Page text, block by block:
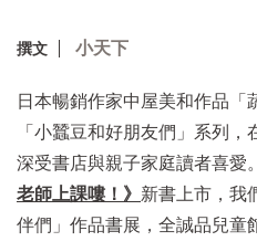
撰文 小天下
日本暢銷作家中屋美和作品「
「小蠶豆和好朋友們」系列
深受書店與親子家庭讀者喜愛
老師上課嘍！》 新書上市，我
伴們」作品書展，全誠品兒童